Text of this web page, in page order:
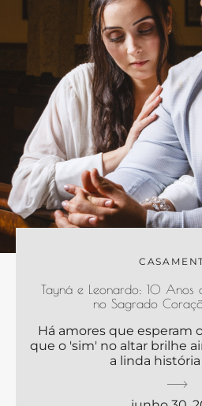
Tayná e Leonardo: 10 Anos
no Sagrado
Há amores que esperam
que o 'sim' no altar brilhe
a linda história